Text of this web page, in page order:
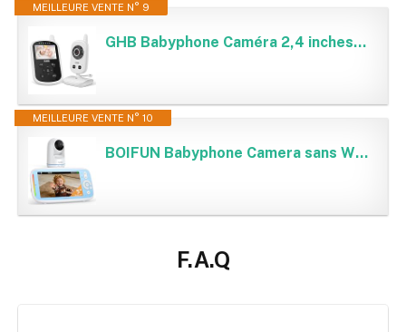
MEILLEURE VENTE N° 9
GHB Babyphone Caméra 2,4 inches Caméra Bébé LCD Babyphone Vidéo 2,4 GHz ECO Capteur de Température Vision Nocturne Communication Bidirectionnelle
MEILLEURE VENTE N° 10
BOIFUN Babyphone Camera sans WiFi ni Ondes 5" 720P IPS (Modèle Amélioré), Vision Nocturne Infrarouge Invisible, Camera Bebe 360°, Batterie Longue Durée 24h, Portée Longue Distance, Audio Clair
F.A.Q